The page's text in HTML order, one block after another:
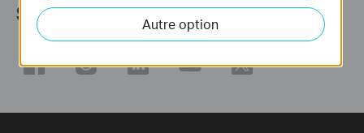
Suivez Nous Autre option